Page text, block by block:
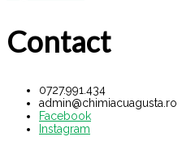
Contact
0727.991.434
admin@chimiacuagusta.ro
Facebook
Instagram